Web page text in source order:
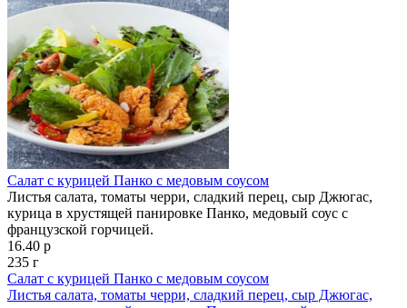
Салат с курицей Панко с медовым соусом
Листья салата, томаты черри, сладкий перец, сыр Джюгас,
курица в хрустящей панировке Панко, медовый соус с
французской горчицей.
16.40 р
235 г
Салат с курицей Панко с медовым соусом
Листья салата, томаты черри, сладкий перец, сыр Джюгас,